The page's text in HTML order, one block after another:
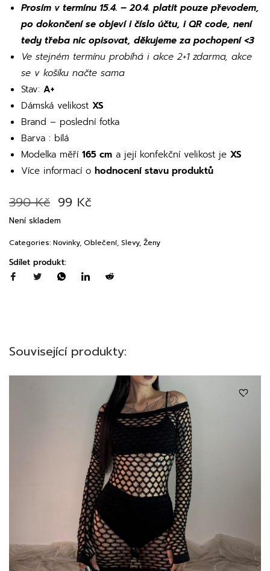
Prosím v termínu 15.4. – 20.4. platit pouze převodem,
po dokončení se objeví i číslo účtu, i QR code, není
tedy třeba nic opisovat, děkujeme za pochopení <3
Ve stejném termínu probíhá i akce 2+1 zdarma, akce
se v košíku načte sama
Stav: A+
Dámská velikost XS
Brand – poslední fotka
Barva : bílá
Modelka měří 165 cm a její konfekční velikost je XS
Více informací o hodnocení stavu produktů
390Kč 99 Kč
Není skladem
Categories: Novinky, Oblečení, Slevy, Ženy
Sdílet produkt:
Související produkty: